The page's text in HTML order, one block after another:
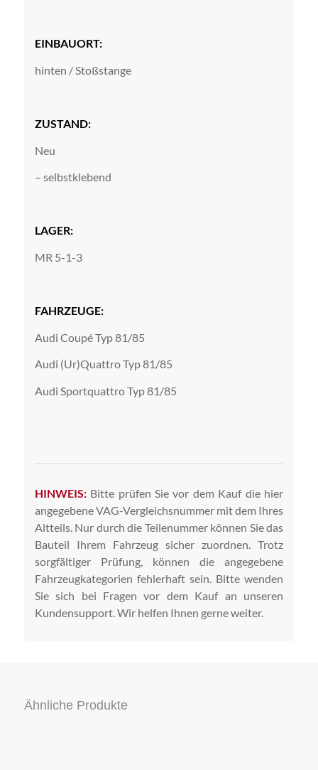
EINBAUORT:
hinten / Stoßstange
ZUSTAND:
Neu
– selbstklebend
LAGER:
MR 5-1-3
FAHRZEUGE:
Audi Coupé Typ 81/85
Audi (Ur)Quattro Typ 81/85
Audi Sportquattro Typ 81/85
HINWEIS:Bitte prüfen Sie vor dem Kauf die hier
angegebene VAG-Vergleichsnummer mit dem Ihres
Altteils. Nur durch die Teilenummer können Sie das
Bauteil Ihrem Fahrzeug sicher zuordnen. Trotz
sorgfältiger Prüfung, können die angegebene
Fahrzeugkategorien fehlerhaft sein. Bitte wenden
Sie sich bei Fragen vor dem Kauf an unseren
Kundensupport. Wir helfen Ihnen gerne weiter.
Ähnliche Produkte